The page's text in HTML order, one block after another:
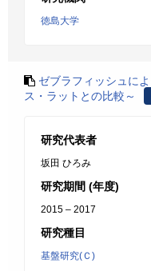
徳島大学
ゼブラフィッシュに
ス・ラットとの比較～
研究代表者
坂田 ひろみ
研究期間 (年度)
2015 – 2017
研究種目
基盤研究(Ｃ)